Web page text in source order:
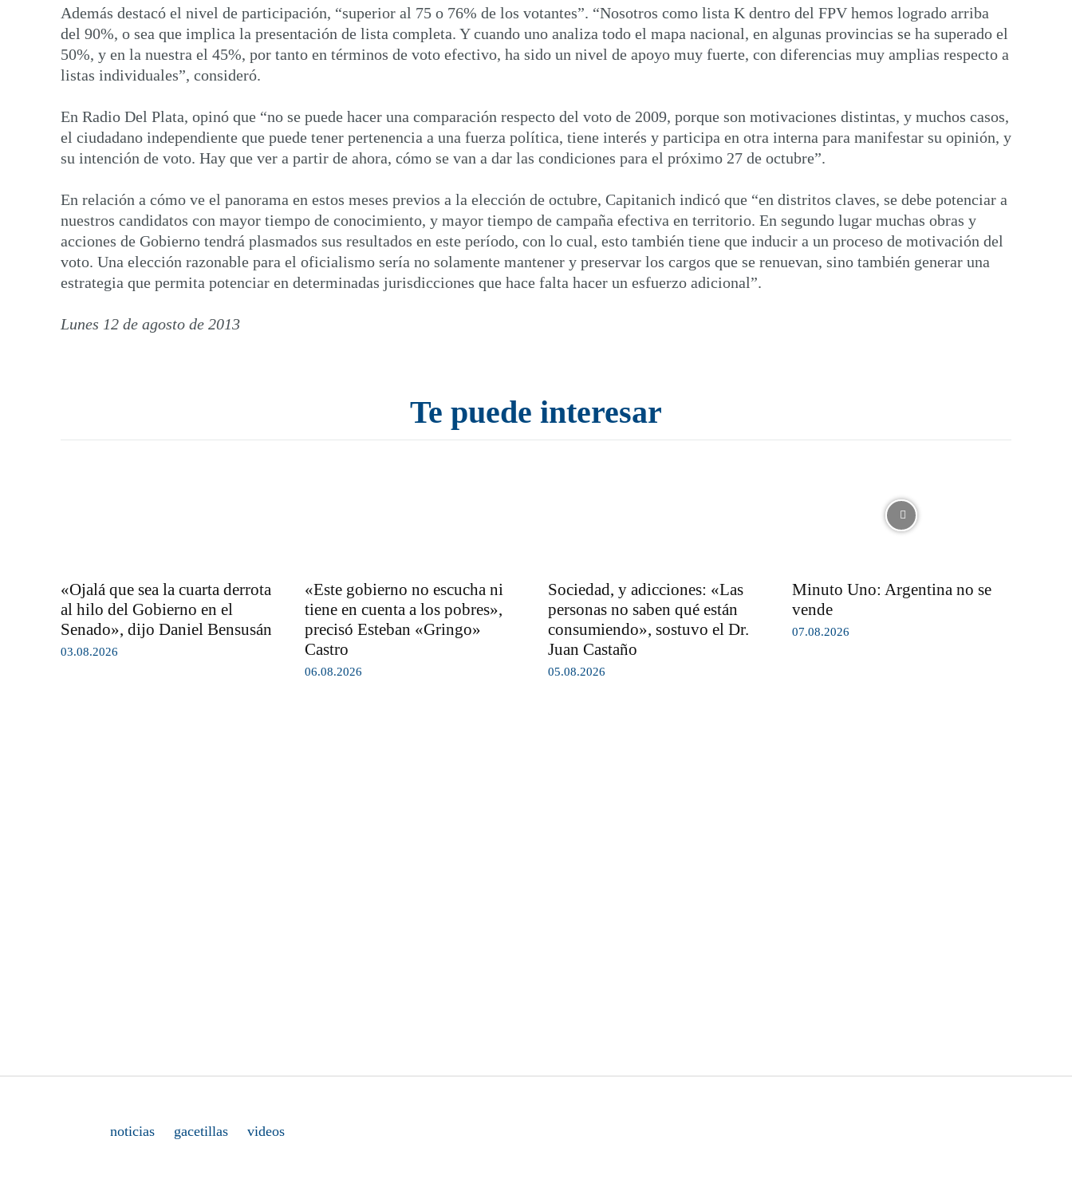
Además destacó el nivel de participación, “superior al 75 o 76% de los votantes”. “Nosotros como lista K dentro del FPV hemos logrado arriba
del 90%, o sea que implica la presentación de lista completa. Y cuando uno analiza todo el mapa nacional, en algunas provincias se ha superado el
50%, y en la nuestra el 45%, por tanto en términos de voto efectivo, ha sido un nivel de apoyo muy fuerte, con diferencias muy amplias respecto a
listas individuales”, consideró.
En Radio Del Plata, opinó que “no se puede hacer una comparación respecto del voto de 2009, porque son motivaciones distintas, y muchos casos,
el ciudadano independiente que puede tener pertenencia a una fuerza política, tiene interés y participa en otra interna para manifestar su opinión, y
su intención de voto. Hay que ver a partir de ahora, cómo se van a dar las condiciones para el próximo 27 de octubre”.
En relación a cómo ve el panorama en estos meses previos a la elección de octubre, Capitanich indicó que “en distritos claves, se debe potenciar a
nuestros candidatos con mayor tiempo de conocimiento, y mayor tiempo de campaña efectiva en territorio. En segundo lugar muchas obras y
acciones de Gobierno tendrá plasmados sus resultados en este período, con lo cual, esto también tiene que inducir a un proceso de motivación del
voto. Una elección razonable para el oficialismo sería no solamente mantener y preservar los cargos que se renuevan, sino también generar una
estrategia que permita potenciar en determinadas jurisdicciones que hace falta hacer un esfuerzo adicional”.
Lunes 12 de agosto de 2013
Te puede interesar
«Ojalá que sea la cuarta derrota
al hilo del Gobierno en el
Senado», dijo Daniel Bensusán
03.08.2026
«Este gobierno no escucha ni
tiene en cuenta a los pobres»,
precisó Esteban «Gringo»
Castro
06.08.2026
Sociedad, y adicciones: «Las
personas no saben qué están
consumiendo», sostuvo el Dr.
Juan Castaño
05.08.2026
Minuto Uno: Argentina no se
vende
07.08.2026
noticias gacetillas videos